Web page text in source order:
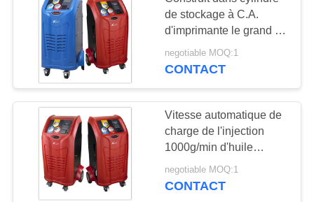
Inflation de pneu
d'azote
41
de stockage à C.A.
d'imprimante le grand de
récupération de machine
de base de données des
negotiable MOQ:1
CONTACT
Vitesse automatique de
charge de l'injection
1000g/min d'huile
d'automobile à C.A. de
machine rouge de
negotiable MOQ:1
CONTACT